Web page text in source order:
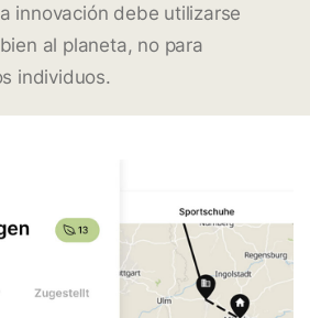
innovación debe utilizarse
al planeta, no para
individuos.